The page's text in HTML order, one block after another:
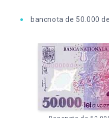
bancnota de 50.000